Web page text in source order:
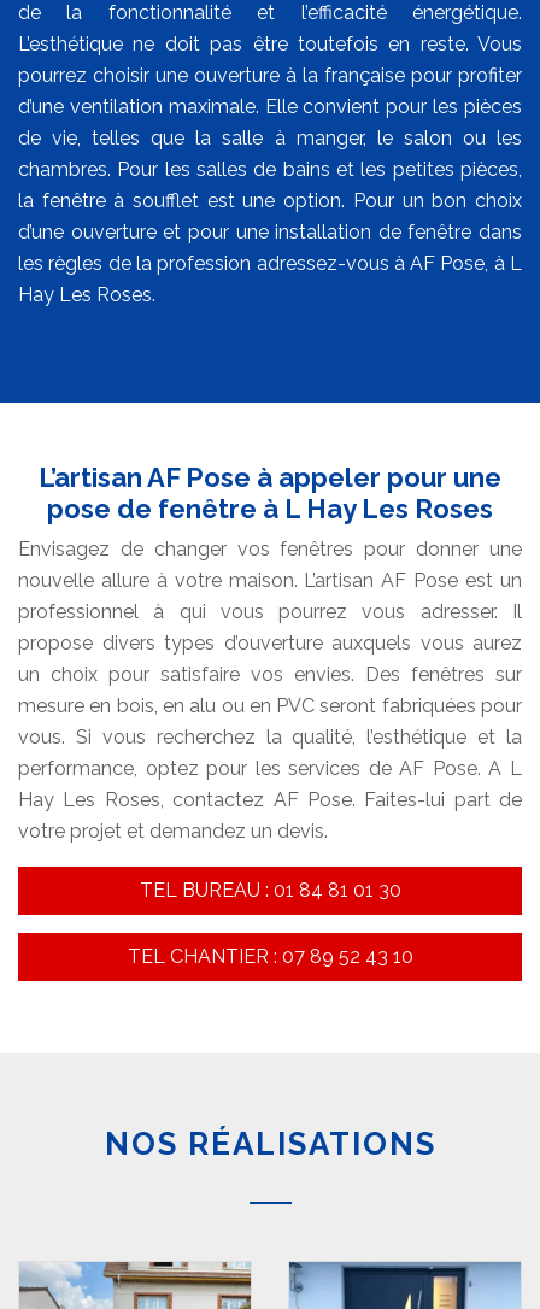
de la fonctionnalité et l’efficacité énergétique.
L’esthétique ne doit pas être toutefois en reste. Vous
pourrez choisir une ouverture à la française pour profiter
d’une ventilation maximale. Elle convient pour les pièces
de vie, telles que la salle à manger, le salon ou les
chambres. Pour les salles de bains et les petites pièces,
la fenêtre à soufflet est une option. Pour un bon choix
d’une ouverture et pour une installation de fenêtre dans
les règles de la profession adressez-vous à AF Pose, à L
Hay Les Roses.
L’artisan AF Pose à appeler pour une
pose de fenêtre à L Hay Les Roses
Envisagez de changer vos fenêtres pour donner une
nouvelle allure à votre maison. L’artisan AF Pose est un
professionnel à qui vous pourrez vous adresser. Il
propose divers types d’ouverture auxquels vous aurez
un choix pour satisfaire vos envies. Des fenêtres sur
mesure en bois, en alu ou en PVC seront fabriquées pour
vous. Si vous recherchez la qualité, l’esthétique et la
performance, optez pour les services de AF Pose. A L
Hay Les Roses, contactez AF Pose. Faites-lui part de
votre projet et demandez un devis.
TEL BUREAU : 01 84 81 01 30
TEL CHANTIER : 07 89 52 43 10
NOS RÉALISATIONS